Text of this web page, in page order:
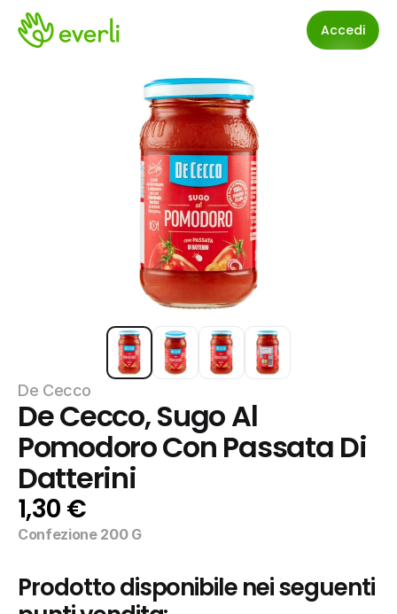
Accedi
De Cecco
De Cecco, Sugo Al
Pomodoro Con Passata Di
Datterini
1,30 €
Confezione 200 G
Prodotto disponibile nei seguenti